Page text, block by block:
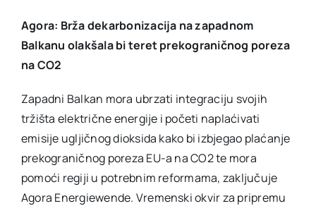
Agora: Brža dekarbonizacija na zapadnom
Balkanu olakšala bi teret prekograničnog poreza
na CO2
Zapadni Balkan mora ubrzati integraciju svojih
tržišta električne energije i početi naplaćivati ​​
emisije ugljičnog dioksida kako bi izbjegao plaćanje
prekograničnog poreza EU-a na CO2 te mora
pomoći regiji u potrebnim reformama, zaključuje
Agora Energiewende. Vremenski okvir za pripremu